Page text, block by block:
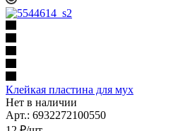
Клейкая пластина для мух
Нет в наличии
Арт.: 6932272100550